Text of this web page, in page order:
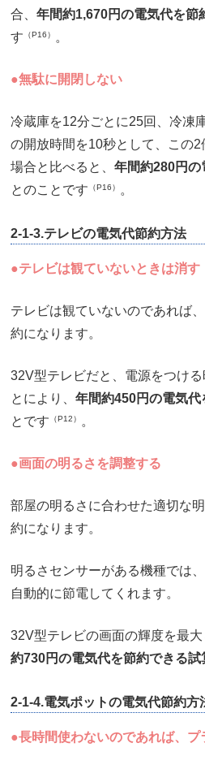
合、 年間約1,670円の電気代を節
す （P16） 。
●無駄に開閉しない
冷蔵庫を12分ごとに25回、冷凍
の開放時間を10秒として、この
場合と比べると、 年間約280円の
とのことです （P16） 。
2-1-3.テレビの電気代節約方法
●テレビは観ていないときは消す
テレビは観ていないのであれば
約になります。
32V型テレビだと、電源をつけ
とにより、 年間約450円の電気
とです （P12） 。
●画面の明るさを調整する
部屋の明るさに合わせた適切な
約になります。
明るさセンサーがある機種では
自動的に節電してくれます。
32V型テレビの画面の輝度を最
約730円の電気代を節約できる試
2-1-4.電気ポットの電気代節約方
●長時間使わないのであれば、プ